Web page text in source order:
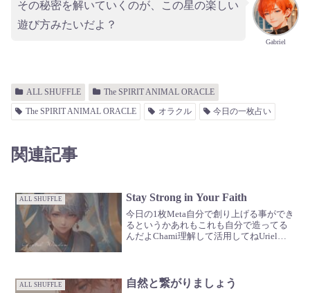
Gabriel
その秘密を解いていくのが、この星の楽しい
遊び方みたいだよ？
ALL SHUFFLE
The SPIRIT ANIMAL ORACLE
The SPIRIT ANIMAL ORACLE
オラクル 今日の一枚占い
関連記事
ALL SHUFFLE Stay Strong in Your Faith
今日の1枚Meta自分で創り上げる事ができ
るというかあれもこれも自分で造ってる
んだよChami理解して活用してねUrielま
ALL SHUFFLE 自然と繋がりましょう